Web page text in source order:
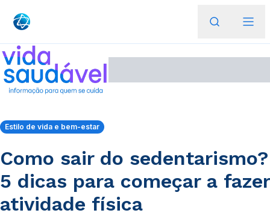
Estilo de vida e bem-estar
Como sair do sedentarismo?
5 dicas para começar a fazer
atividade física